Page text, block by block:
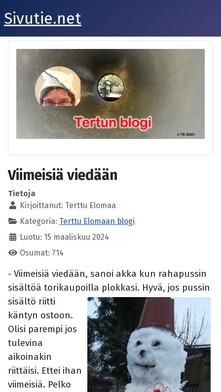
Sivutie.net
Viimeisiä viedään
Tietoja
Kirjoittanut: Terttu Elomaa
Kategoria: Terttu Elomaan blogi
Luotu: 15 maaliskuu 2024
Osumat: 714
- Viimeisiä viedään, sanoi akka kun rahapussin
sisältöä torikaupoilla plokkasi. Hyvä, jos pussin
sisältö riitti
käntyn ostoon.
Olisi parempi jos
tulevina
aikoinakin
riittäisi. Ettei ihan
viimeisiä. Pelko